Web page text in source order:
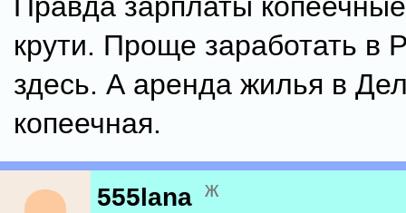
крути. Проще заработать в
здесь. А аренда жилья в
копеечная.
555lana ж